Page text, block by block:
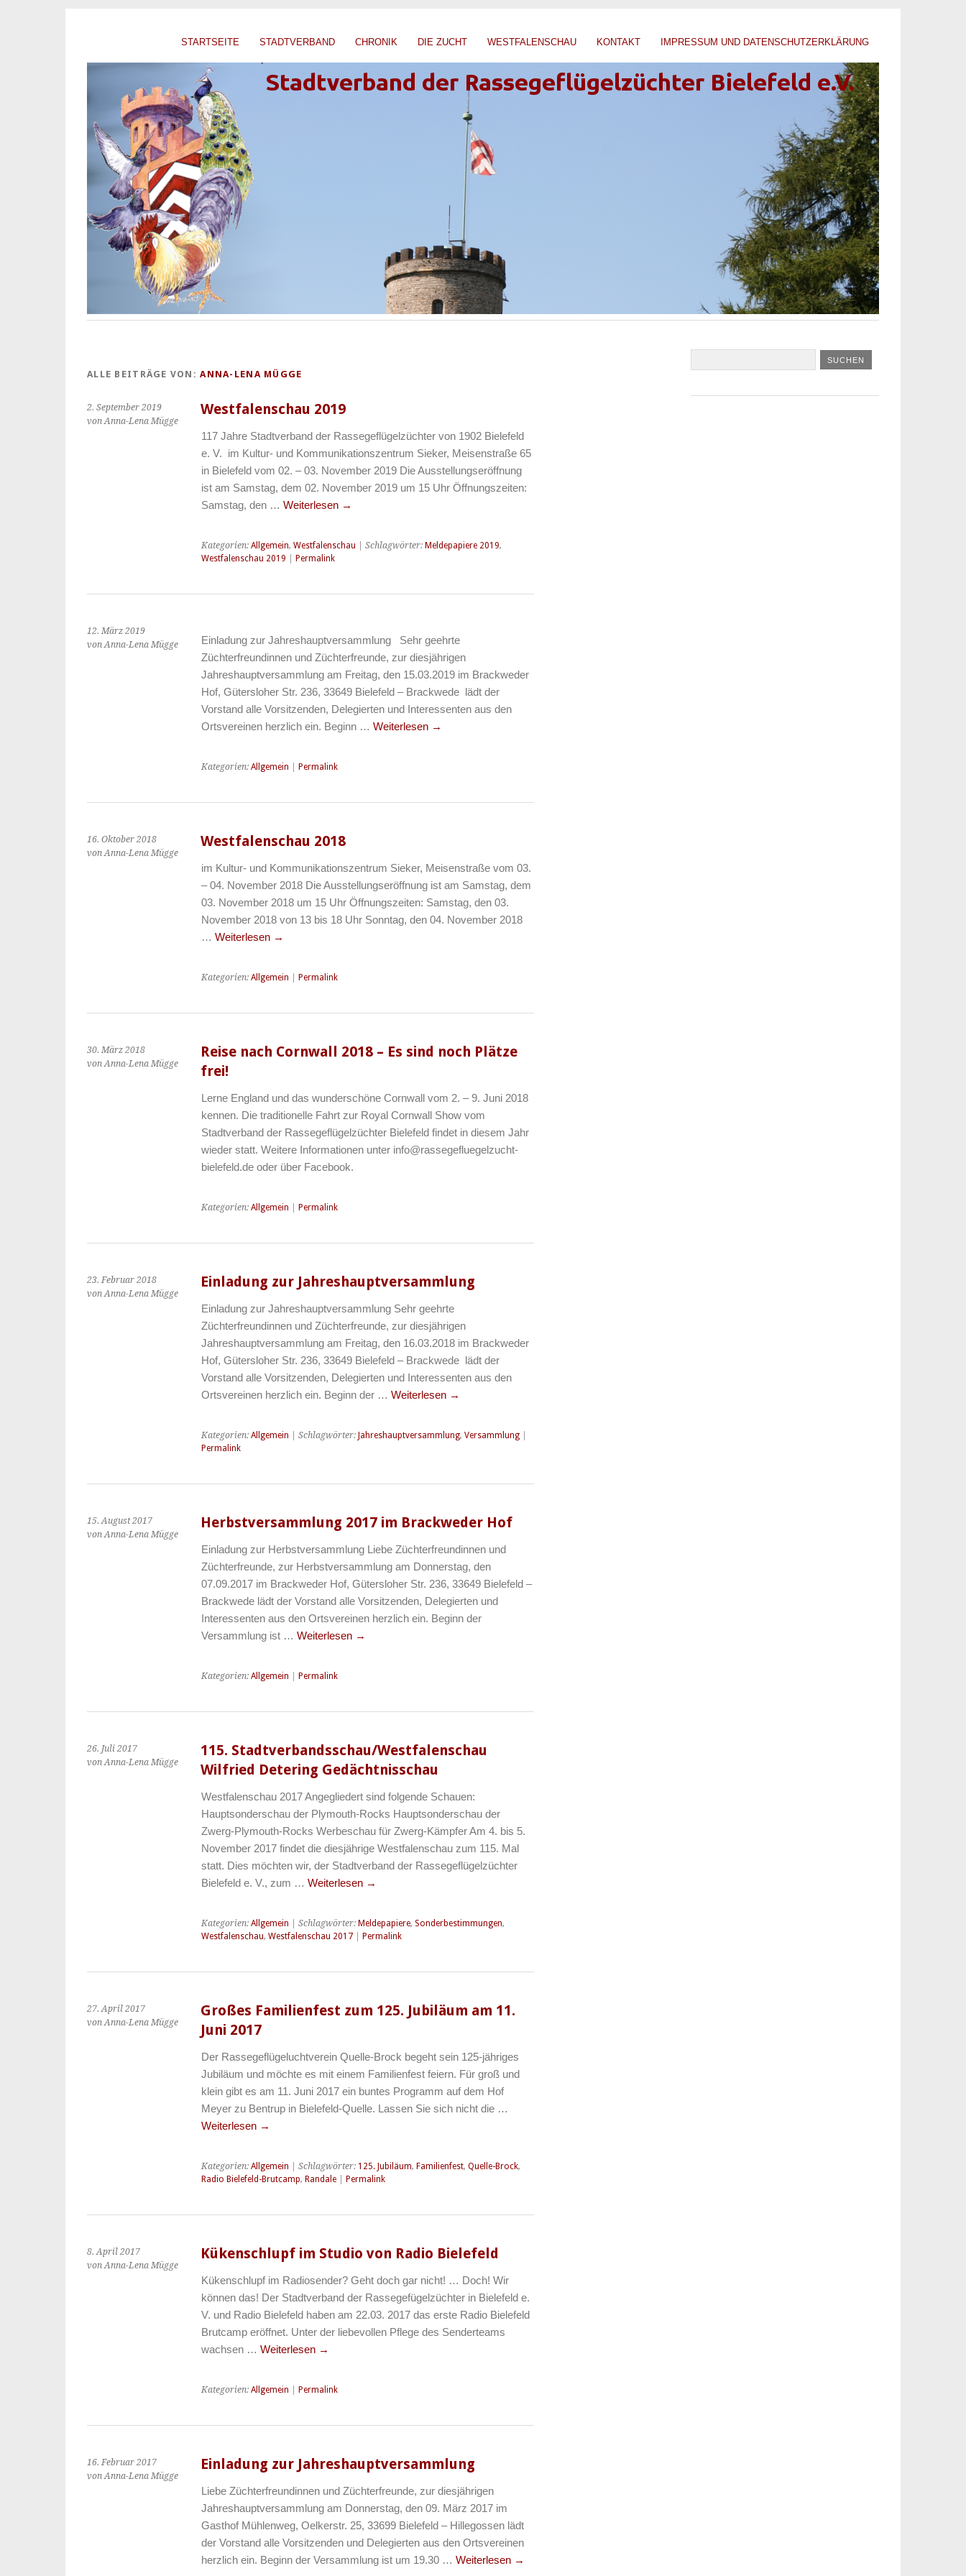
STARTSEITE STADTVERBAND CHRONIK DIE ZUCHT WESTFALENSCHAU KONTAKT IMPRESSUM UND DATENSCHUTZERKLÄRUNG
ALLE BEITRÄGE VON:ANNA-LENA MÜGGE
2. September 2019
von Anna-Lena Mügge
Westfalenschau 2019
117 Jahre Stadtverband der Rassegeflügelzüchter von 1902 Bielefeld
e. V. im Kultur- und Kommunikationszentrum Sieker, Meisenstraße 65
in Bielefeld vom 02. – 03. November 2019 Die Ausstellungseröffnung
ist am Samstag, dem 02. November 2019 um 15 Uhr Öffnungszeiten:
Samstag, den … Weiterlesen →
Kategorien: Allgemein, Westfalenschau | Schlagwörter: Meldepapiere 2019,
Westfalenschau 2019
Permalink
12. März 2019
von Anna-Lena Mügge
Einladung zur Jahreshauptversammlung Sehr geehrte
Züchterfreundinnen und Züchterfreunde, zur diesjährigen
Jahreshauptversammlung am Freitag, den 15.03.2019 im Brackweder
Hof, Gütersloher Str. 236, 33649 Bielefeld – Brackwede lädt der
Vorstand alle Vorsitzenden, Delegierten und Interessenten aus den
Ortsvereinen herzlich ein. Beginn … Weiterlesen →
Kategorien: Allgemein Permalink
16. Oktober 2018
von Anna-Lena Mügge
Westfalenschau 2018
im Kultur- und Kommunikationszentrum Sieker, Meisenstraße vom 03.
– 04. November 2018 Die Ausstellungseröffnung ist am Samstag, dem
03. November 2018 um 15 Uhr Öffnungszeiten: Samstag, den 03.
November 2018 von 13 bis 18 Uhr Sonntag, den 04. November 2018
… Weiterlesen →
Kategorien: Allgemein Permalink
30. März 2018
von Anna-Lena Mügge
Reise nach Cornwall 2018 – Es sind noch Plätze
frei!
Lerne England und das wunderschöne Cornwall vom 2. – 9. Juni 2018
kennen. Die traditionelle Fahrt zur Royal Cornwall Show vom
Stadtverband der Rassegeflügelzüchter Bielefeld findet in diesem Jahr
wieder statt. Weitere Informationen unter info@rassegefluegelzucht-
bielefeld.de oder über Facebook.
Kategorien: Allgemein Permalink
23. Februar 2018
von Anna-Lena Mügge
Einladung zur Jahreshauptversammlung
Einladung zur Jahreshauptversammlung Sehr geehrte
Züchterfreundinnen und Züchterfreunde, zur diesjährigen
Jahreshauptversammlung am Freitag, den 16.03.2018 im Brackweder
Hof, Gütersloher Str. 236, 33649 Bielefeld – Brackwede lädt der
Vorstand alle Vorsitzenden, Delegierten und Interessenten aus den
Ortsvereinen herzlich ein. Beginn der … Weiterlesen →
Kategorien: Allgemein | Schlagwörter: Jahreshauptversammlung, Versammlung|
Permalink
15. August 2017
von Anna-Lena Mügge
Herbstversammlung 2017 im Brackweder Hof
Einladung zur Herbstversammlung Liebe Züchterfreundinnen und
Züchterfreunde, zur Herbstversammlung am Donnerstag, den
07.09.2017 im Brackweder Hof, Gütersloher Str. 236, 33649 Bielefeld –
Brackwede lädt der Vorstand alle Vorsitzenden, Delegierten und
Interessenten aus den Ortsvereinen herzlich ein. Beginn der
Versammlung ist … Weiterlesen →
Kategorien: Allgemein Permalink
26. Juli 2017
von Anna-Lena Mügge
115. Stadtverbandsschau/Westfalenschau
Wilfried Detering Gedächtnisschau
Westfalenschau 2017 Angegliedert sind folgende Schauen:
Hauptsonderschau der Plymouth-Rocks Hauptsonderschau der
Zwerg-Plymouth-Rocks Werbeschau für Zwerg-Kämpfer Am 4. bis 5.
November 2017 findet die diesjährige Westfalenschau zum 115. Mal
statt. Dies möchten wir, der Stadtverband der Rassegeflügelzüchter
Bielefeld e. V., zum … Weiterlesen →
Kategorien: Allgemein | Schlagwörter: Meldepapiere, Sonderbestimmungen,
Westfalenschau, Westfalenschau 2017| Permalink
27. April 2017
von Anna-Lena Mügge
Großes Familienfest zum 125. Jubiläum am 11.
Juni 2017
Der Rassegeflügeluchtverein Quelle-Brock begeht sein 125-jähriges
Jubiläum und möchte es mit einem Familienfest feiern. Für groß und
klein gibt es am 11. Juni 2017 ein buntes Programm auf dem Hof
Meyer zu Bentrup in Bielefeld-Quelle. Lassen Sie sich nicht die …
Weiterlesen →
Kategorien: Allgemein | Schlagwörter: 125. Jubiläum, Familienfest, Quelle-Brock,
Radio Bielefeld-Brutcamp, Randale| Permalink
8. April 2017
von Anna-Lena Mügge
Kükenschlupf im Studio von Radio Bielefeld
Kükenschlupf im Radiosender? Geht doch gar nicht! … Doch! Wir
können das! Der Stadtverband der Rassegefügelzüchter in Bielefeld e.
V. und Radio Bielefeld haben am 22.03. 2017 das erste Radio Bielefeld
Brutcamp eröffnet. Unter der liebevollen Pflege des Senderteams
wachsen … Weiterlesen →
Kategorien: Allgemein Permalink
16. Februar 2017
von Anna-Lena Mügge
Einladung zur Jahreshauptversammlung
Liebe Züchterfreundinnen und Züchterfreunde, zur diesjährigen
Jahreshauptversammlung am Donnerstag, den 09. März 2017 im
Gasthof Mühlenweg, Oelkerstr. 25, 33699 Bielefeld – Hillegossen lädt
der Vorstand alle Vorsitzenden und Delegierten aus den Ortsvereinen
herzlich ein. Beginn der Versammlung ist um 19.30 … Weiterlesen →